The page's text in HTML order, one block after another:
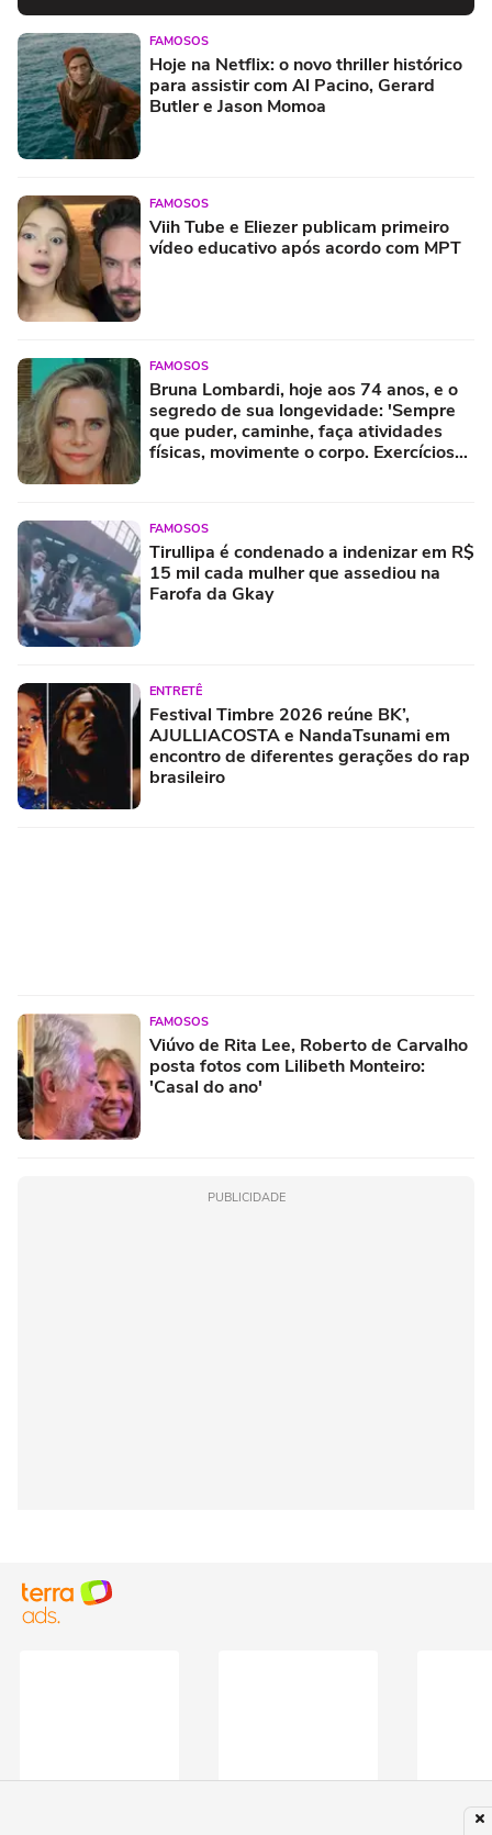
FAMOSOS
Hoje na Netflix: o novo thriller histórico
para assistir com Al Pacino, Gerard
Butler e Jason Momoa
FAMOSOS
Viih Tube e Eliezer publicam primeiro
vídeo educativo após acordo com MPT
FAMOSOS
Bruna Lombardi, hoje aos 74 anos, e o
segredo de sua longevidade: 'Sempre
que puder, caminhe, faça atividades
físicas, movimente o corpo. Exercícios
FAMOSOS
Tirullipa é condenado a indenizar em R$
15 mil cada mulher que assediou na
Farofa da Gkay
ENTRETÊ
Festival Timbre 2026 reúne BK’,
AJULLIACOSTA e NandaTsunami em
encontro de diferentes gerações do rap
brasileiro
FAMOSOS
Viúvo de Rita Lee, Roberto de Carvalho
posta fotos com Lilibeth Monteiro:
'Casal do ano'
PUBLICIDADE